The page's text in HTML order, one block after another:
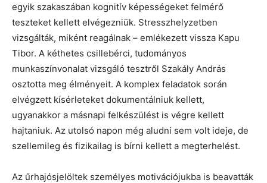
egyik szakaszában kognitív képességeket felmérő
teszteket kellett elvégezniük. Stresszhelyzetben
vizsgálták, miként reagálnak – emlékezett vissza Kapu
Tibor. A kéthetes csillebérci, tudományos
munkaszínvonalat vizsgáló tesztről Szakály András
osztotta meg élményeit. A komplex feladatok során
elvégzett kísérleteket dokumentálniuk kellett,
ugyanakkor a másnapi felkészülést is végre kellett
hajtaniuk. Az utolsó napon még aludni sem volt ideje, de
szellemileg és fizikailag is bírni kellett a megterhelést.
Az űrhajósjelöltek személyes motivációjukba is beavatták